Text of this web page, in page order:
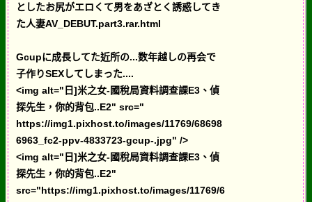
としたお尻がエロくて男をあざとく誘惑してき
た人妻AV_DEBUT.part3.rar.html
Gcupに成長してた近所の...数年越しの再会で
子作りSEXしてしまった....
<img alt="日]米之女-國稅局資料調查課E3、偵
探先生，你的背包..E2" src="
https://img1.pixhost.to/images/11769/68698
6963_fc2-ppv-4833723-gcup-.jpg" />
<img alt="日]米之女-國稅局資料調查課E3、偵
探先生，你的背包..E2"
src="https://img1.pixhost.to/images/11769/6